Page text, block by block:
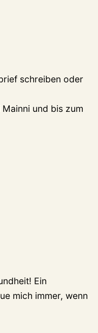
schreiben oder
und bis zum
Ein
mich immer, wenn